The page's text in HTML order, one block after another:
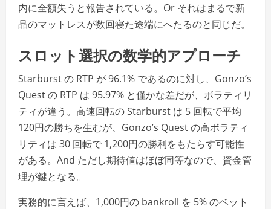
内に全額失うと報告されている。Or それはまるで新
品のマットレスが数回寝た途端にへたるのと同じだ。
スロット選択の数学的アプローチ
Starburst の RTP が 96.1% であるのに対し、Gonzo’s
Quest の RTP は 95.97% と僅かな差だが、ボラティリ
ティが違う。高速回転の Starburst は 5 回転で平均
120円の勝ちを生むが、Gonzo’s Quest の高ボラティ
リティは 30 回転で 1,200円の勝利をもたらす可能性
がある。And ただし期待値はほぼ同等なので、資金管
理が鍵となる。
実務的に言えば、1,000円の bankroll を 5% のベット